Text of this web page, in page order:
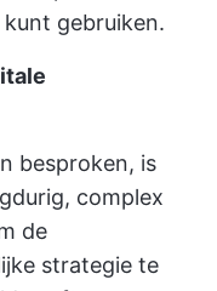
gebruiken.
besproken, is
complex
de
strategie te